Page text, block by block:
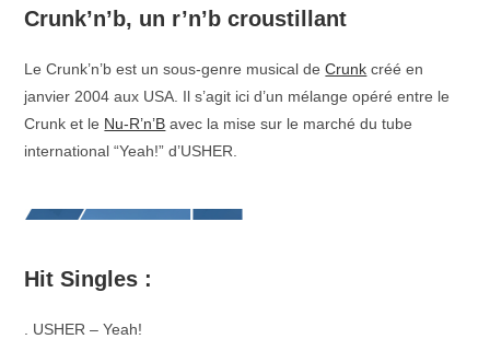
Crunk’n’b, un r’n’b croustillant
Le Crunk’n’b est un sous-genre musical deCrunk créé en
janvier 2004 aux USA. Il s’agit ici d’un mélange opéré entre le
Crunk et le Nu-R’n’B avec la mise sur le marché du tube
international “Yeah!” d’USHER.
Hit Singles :
. USHER – Yeah!